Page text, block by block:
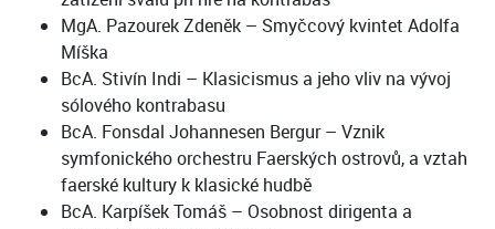
MgA. Pazourek Zdeněk – Smyčcový kvintet Adolfa
Míška
BcA. Stivín Indi – Klasicismus a jeho vliv na vývoj
sólového kontrabasu
BcA. Fonsdal Johannesen Bergur – Vznik
symfonického orchestru Faerských ostrovů, a vztah
faerské kultury k klasické hudbě
BcA. Karpíšek Tomáš – Osobnost dirigenta a